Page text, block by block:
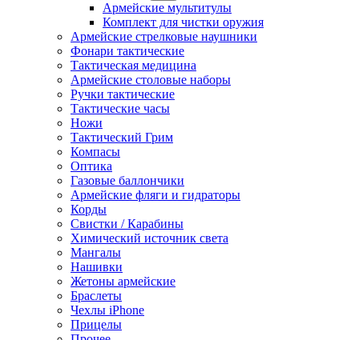
Армейские мультитулы
Комплект для чистки оружия
Армейские стрелковые наушники
Фонари тактические
Тактическая медицина
Армейские столовые наборы
Ручки тактические
Тактические часы
Ножи
Тактический Грим
Компасы
Оптика
Газовые баллончики
Армейские фляги и гидраторы
Корды
Свистки / Карабины
Химический источник света
Мангалы
Нашивки
Жетоны армейские
Браслеты
Чехлы iPhone
Прицелы